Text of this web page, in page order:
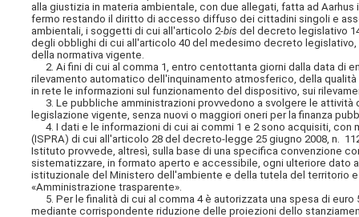
alla giustizia in materia ambientale, con due allegati, fatta ad
fermo restando il diritto di accesso diffuso dei cittadini singoli e
ambientali, i soggetti di cui all'articolo 2-bis del decreto legislativo
degli obblighi di cui all'articolo 40 del medesimo decreto
della normativa vigente.
2. Ai fini di cui al comma 1, entro centottanta giorni dalla data di
rilevamento automatico dell'inquinamento atmosferico, della
in rete le informazioni sul funzionamento del dispositivo, sui
3. Le pubbliche amministrazioni provvedono a svolgere le attività
legislazione vigente, senza nuovi o maggiori oneri per la finanza
4. I dati e le informazioni di cui ai commi 1 e 2 sono acquisiti,
(ISPRA) di cui all'articolo 28 del decreto-legge 25 giugno 2008, n.
Istituto provvede, altresì, sulla base di una specifica convenzione
sistematizzare, in formato aperto e accessibile, ogni ulteriore dato
istituzionale del Ministero dell'ambiente e della tutela del territorio
«Amministrazione trasparente».
5. Per le finalità di cui al comma 4 è autorizzata una spesa di euro
mediante corrispondente riduzione delle proiezioni dello